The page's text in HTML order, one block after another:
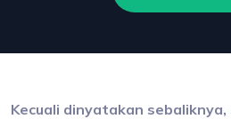
Kecuali dinyatakan